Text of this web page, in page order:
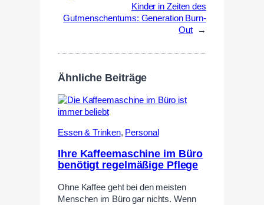
Kinder in Zeiten des
Gutmenschentums: Generation Burn-
Out
→
Ähnliche Beiträge
Essen & Trinken, Personal
Ihre Kaffeemaschine im Büro
benötigt regelmäßige Pflege
Ohne Kaffee geht bei den meisten
Menschen im Büro gar nichts. Wenn